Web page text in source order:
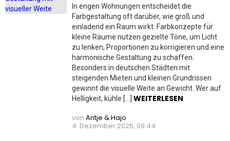
In engen Wohnungen entscheidet die
Farbgestaltung oft darüber, wie groß und
einladend ein Raum wirkt. Farbkonzepte für
kleine Räume nutzen gezielte Töne, um Licht
zu lenken, Proportionen zu korrigieren und eine
harmonische Gestaltung zu schaffen.
Besonders in deutschen Städten mit
steigenden Mieten und kleinen Grundrissen
gewinnt die visuelle Weite an Gewicht. Wer auf
Helligkeit, kühle […] WEITERLESEN
von Antje & Hajo
4. Dezember 2025, 09:44